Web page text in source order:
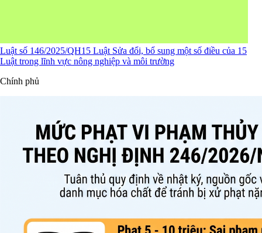
Luật số 146/2025/QH15 Luật Sửa đổi, bổ sung một số điều của 15
Luật trong lĩnh vực nông nghiệp và môi trường
Chính phủ